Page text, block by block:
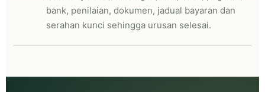
bank, penilaian, dokumen, jadual bayaran dan
serahan kunci sehingga urusan selesai.